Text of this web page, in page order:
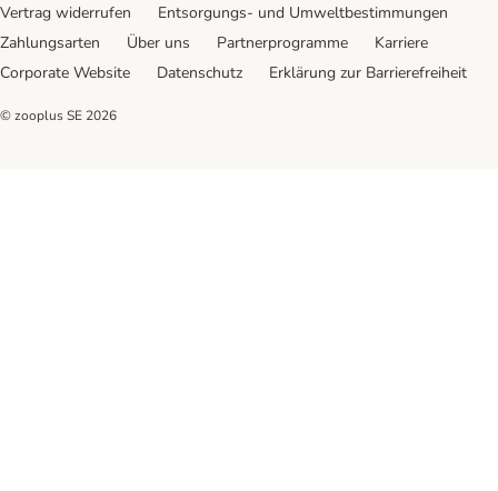
Vertrag widerrufen
Entsorgungs- und Umweltbestimmungen
Zahlungsarten
Über uns Partnerprogramme
Karriere
Corporate Website
Datenschutz Erklärung zur Barrierefreiheit
© zooplus SE 2026